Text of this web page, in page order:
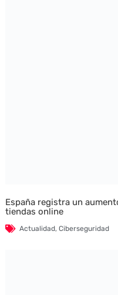
España registra un
tiendas online
Actualidad, Ciberseguridad